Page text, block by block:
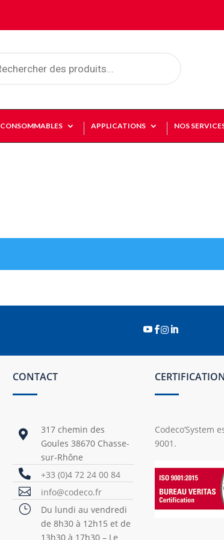
CONSOMMABLES APPLICATIONS NOS
 
CONTACT

317 chemin des
Goules 38670 Chasse-
sur-Rhône
 +33 (0)4 72 24 00 84
 info@codeco.fr
}
Du lundi au vendredi
de 8h30 à 12h15 et de
13h30 à 17h30 – Le
Codeco’System
9001.